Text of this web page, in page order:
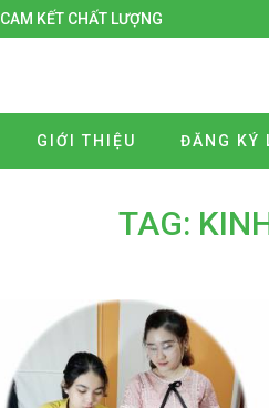
CAM KẾT CHẤT LƯỢNG
GIỚI THIỆU ĐĂNG KÝ
TAG: